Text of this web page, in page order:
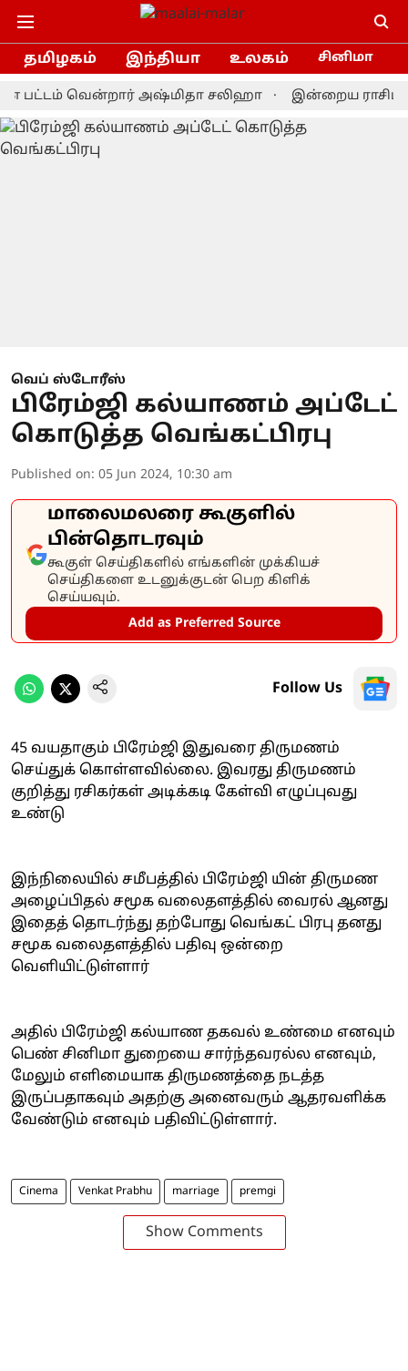
தமிழகம் இந்தியா உலகம் சினிமா
வென்றார் அஷ்மிதா சலிஹா இன்றைய ராசிபலன்
வெப் ஸ்டோரீஸ்
பிரேம்ஜி கல்யாணம் அப்டேட்
கொடுத்த வெங்கட்பிரபு
Published on: 05 Jun 2024, 10:30 am
மாலைமலரை கூகுளில்
பின்தொடரவும்
கூகுள் செய்திகளில் எங்களின் முக்கியச்
செய்திகளை உடனுக்குடன் பெற கிளிக்
செய்யவும்.
Add as Preferred Source
Follow Us
45 வயதாகும் பிரேம்ஜி இதுவரை திருமணம்
செய்துக் கொள்ளவில்லை. இவரது திருமணம்
குறித்து ரசிகர்கள் அடிக்கடி கேள்வி எழுப்புவது
உண்டு
இந்நிலையில் சமீபத்தில் பிரேம்ஜி யின் திருமண
அழைப்பிதல் சமூக வலைதளத்தில் வைரல் ஆனது
இதைத் தொடர்ந்து தற்போது வெங்கட் பிரபு தனது
சமூக வலைதளத்தில் பதிவு ஒன்றை
வெளியிட்டுள்ளார்
அதில் பிரேம்ஜி கல்யாண தகவல் உண்மை எனவும்
பெண் சினிமா துறையை சார்ந்தவரல்ல எனவும்,
மேலும் எளிமையாக திருமணத்தை நடத்த
இருப்பதாகவும் அதற்கு அனைவரும் ஆதரவளிக்க
வேண்டும் எனவும் பதிவிட்டுள்ளார்.
Cinema Venkat Prabhu marriage premgi
Show Comments